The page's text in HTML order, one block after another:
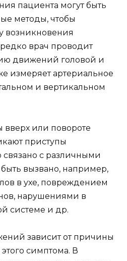
пациента могут быть
методы, чтобы
возникновения
врач проводит
движений головой и
измеряет артериальное
и вертикальном
или повороте
приступы
связано с различными
вызвано, например,
в ухе, повреждением
нарушениями в
системе и др.
зависит от причины
симптома. В